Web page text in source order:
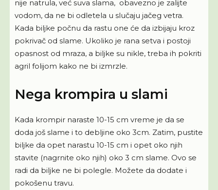
nije natrula, već suva slama, obavezno je zalijte
vodom, da ne bi odletela u slučaju jačeg vetra.
Kada biljke počnu da rastu one će da izbijaju kroz
pokrivač od slame. Ukoliko je rana setva i postoji
opasnost od mraza, a biljke su nikle, treba ih pokriti
agril folijom kako ne bi izmrzle.
Nega krompira u slami
Kada krompir naraste 10-15 cm vreme je da se
doda još slame i to debljine oko 3cm. Zatim, pustite
biljke da opet narastu 10-15 cm i opet oko njih
stavite (nagrnite oko njih) oko 3 cm slame. Ovo se
radi da biljke ne bi polegle. Možete da dodate i
pokošenu travu.